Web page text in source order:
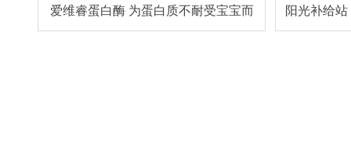
爱维睿蛋白酶 为蛋白质不耐受宝宝而 阳光补给